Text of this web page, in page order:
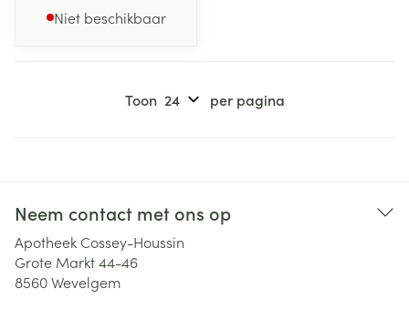
Niet beschikbaar
Toon per pagina
Neem contact met ons op
Apotheek Cossey-Houssin
Grote Markt 44-46
8560Wevelgem